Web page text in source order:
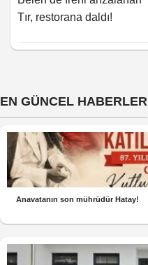
Tır, restorana daldı!
EN GÜNCEL HABERLER
Anavatanın son mührüdür Hatay!